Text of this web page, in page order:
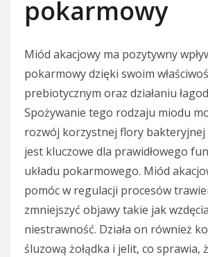
pokarmowy
Miód akacjowy ma pozytywny
pokarmowy dzięki swoim
prebiotycznym oraz działaniu
Spożywanie tego rodzaju miodu
rozwój korzystnej flory bakteryjnej
jest kluczowe dla prawidłowego
układu pokarmowego. Miód
pomóc w regulacji procesów
zmniejszyć objawy takie jak
niestrawność. Działa on również
śluzową żołądka i jelit, co sprawia,